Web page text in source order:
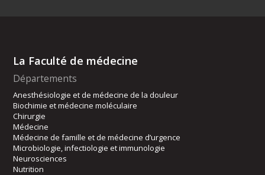
La Faculté de médecine
Départements
Anesthésiologie et de médecine de la douleur
Biochimie et médecine moléculaire
Chirurgie
Médecine
Médecine de famille et de médecine d’urgence
Microbiologie, infectiologie et immunologie
Neurosciences
Nutrition